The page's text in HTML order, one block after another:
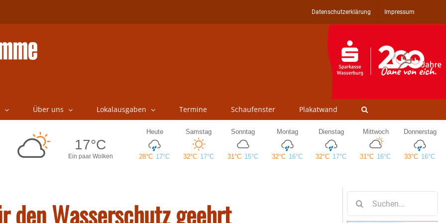
Datenschutzerklärung Impressum
Über uns Lokalausgaben Termine Schaufenster Plakatwand
den Wasserschutz geehrt
nach: